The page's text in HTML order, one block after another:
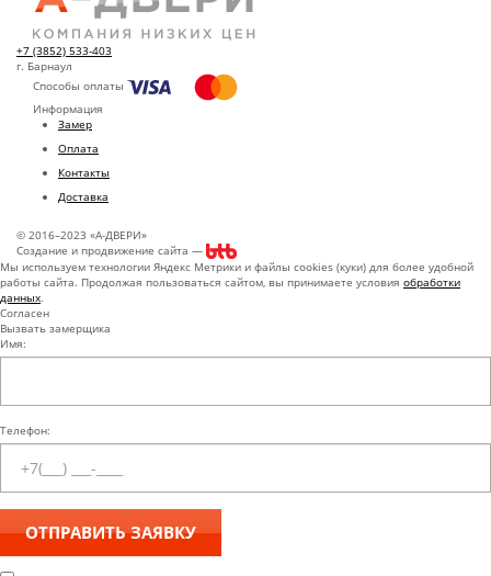
+7 (3852) 533-403
г. Барнаул
Способы оплаты
Информация
Замер
Оплата
Контакты
Доставка
© 2016–2023 «А-ДВЕРИ»
Создание и продвижение сайта —
Мы используем технологии Яндекс Метрики и файлы cookies (куки) для более удобной
работы сайта. Продолжая пользоваться сайтом, вы принимаете условия обработки
данных.
Согласен
Вызвать замерщика
Имя:
Телефон: